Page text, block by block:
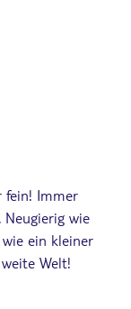
fein! Immer
wie
ein kleiner
Welt!